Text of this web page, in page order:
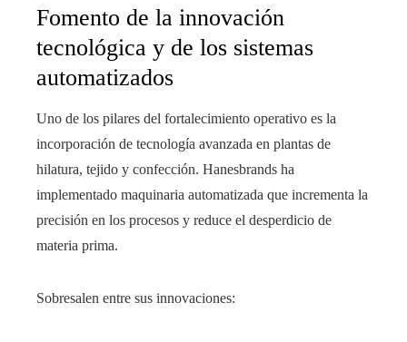
Fomento de la innovación
tecnológica y de los sistemas
automatizados
Uno de los pilares del fortalecimiento operativo es la
incorporación de tecnología avanzada en plantas de
hilatura, tejido y confección. Hanesbrands ha
implementado maquinaria automatizada que incrementa la
precisión en los procesos y reduce el desperdicio de
materia prima.
Sobresalen entre sus innovaciones: